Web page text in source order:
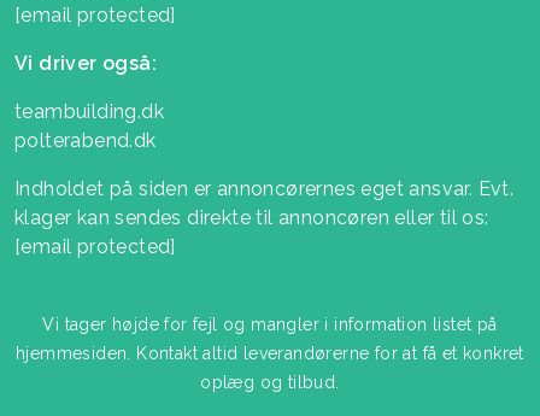
[email protected]
Vi driver også:
teambuilding.dk
polterabend.dk
Indholdet på siden er annoncørernes eget ansvar. Evt.
klager kan sendes direkte til annoncøren eller til os:
[email protected]
Vi tager højde for fejl og mangler i information listet på
hjemmesiden. Kontakt altid leverandørerne for at få et konkret
oplæg og tilbud.